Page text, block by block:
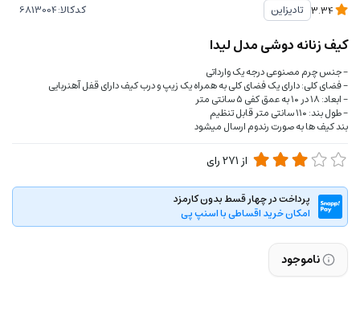
تادیزاین کدکالا:
کیف زنانه دوشی مدل لیدا
- جنس چرم مصنوعی درجه یک وارداتی
- فضای کلی: دارای یک فضای کلی به همراه یک زیپ و درب کیف دارای قفل آهنربایی
- ابعاد: ۱۸ در ۱۰ به عمق کفی ۵ سانتی متر
- طول بند: ۱۱۰ سانتی متر قابل تنظیم
بند کیف ها به صورت رندوم ارسال میشود
از 271رای
پرداخت در چهار قسط بدون کارمزد
امکان خرید اقساطی با اسنپ پی
ناموجود